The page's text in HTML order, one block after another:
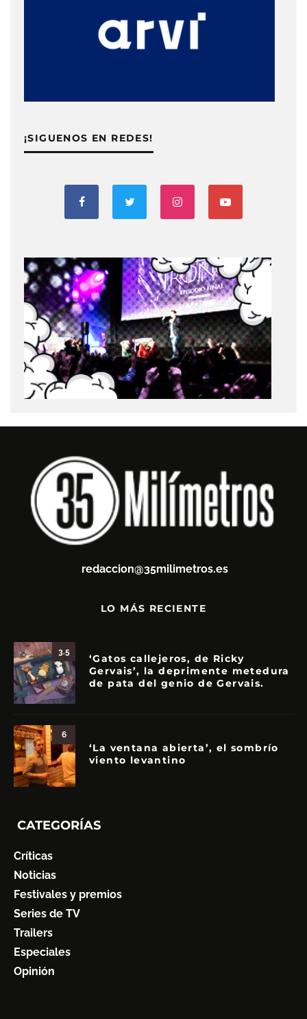
¡SIGUENOS EN REDES!
redaccion@35milimetros.es
LO MÁS RECIENTE
3.5
‘Gatos callejeros, de Ricky
Gervais’, la deprimente metedura
de pata del genio de Gervais.
6
‘La ventana abierta’, el sombrío
viento levantino
CATEGORÍAS
Críticas
Noticias
Festivales y premios
Series de TV
Trailers
Especiales
Opinión